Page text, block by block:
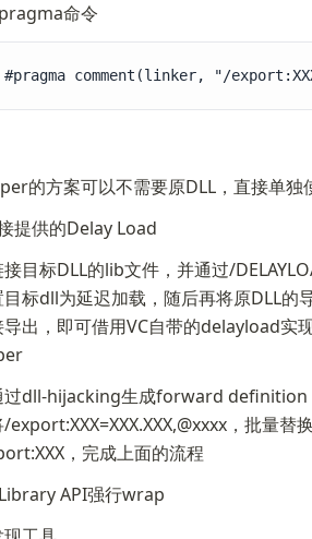
命令
#pragma comment(linker, "/
的方案可以不需要原DLL，直接单独
提供的Delay Load
目标DLL的lib文件，并通过/
目标dll为延迟加载，随后再将原DLL的
出，即可借用VC自带的delayload实
过dll-hijacking生成forward definition
export:XXX=XXX.XXX,@xxxx，批量替
，完成上面的流程
API强行wrap